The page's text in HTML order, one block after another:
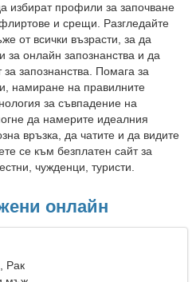
избират профили за започване
и срещи. Разгледайте
от всички възрасти, за да
за онлайн запознанства и да
запознанства. Помага за
намиране на правилните
за съвпадение на
да намерите идеалния
връзка, да чатите и да видите
се към безплатен сайт за
чужденци, туристи.
онлайн
Рак